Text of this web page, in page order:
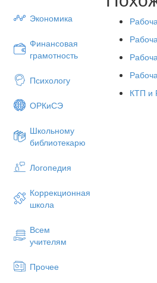
Экономика
Финансовая
грамотность
Психологу
ОРКиСЭ
Школьному
библиотекарю
Логопедия
Коррекционная
школа
Всем
учителям
Прочее
N
КТП и